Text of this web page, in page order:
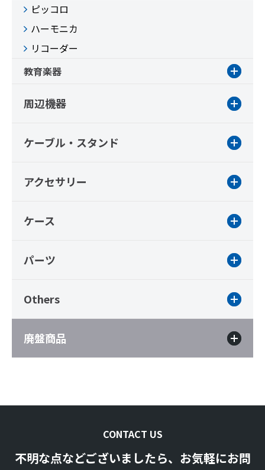
ピッコロ
ハーモニカ
リコーダー
教育楽器
周辺機器
ケーブル・スタンド
アクセサリー
ケース
パーツ
Others
廃盤商品
CONTACT US
不明な点などございましたら、お気軽にお問